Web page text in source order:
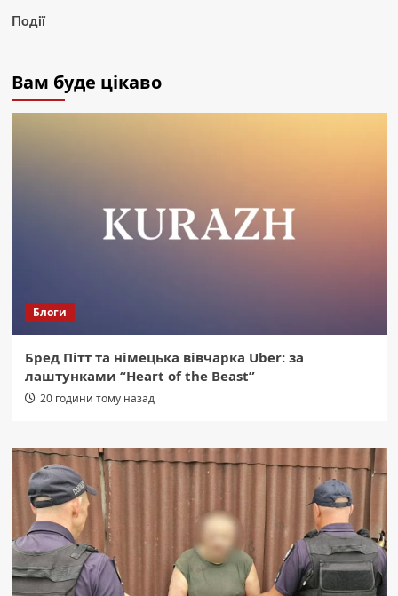
Події
Вам буде цікаво
Блоги
Бред Пітт та німецька вівчарка Uber: за
лаштунками “Heart of the Beast”
20 години тому назад